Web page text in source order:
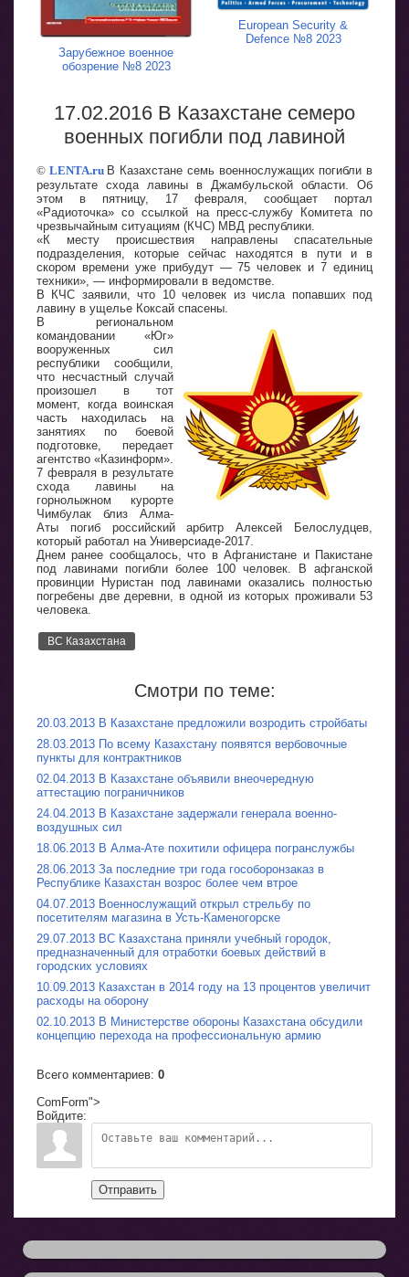
Зарубежное военное
обозрение №8 2023
European Security &
Defence №8 2023
17.02.2016 В Казахстане семеро
военных погибли под лавиной
© LENTA.ru В Казахстане семь военнослужащих погибли в
результате схода лавины в Джамбульской области. Об
этом в пятницу, 17 февраля, сообщает портал
«Радиоточка» со ссылкой на пресс-службу Комитета по
чрезвычайным ситуациям (КЧС) МВД республики.
«К месту происшествия направлены спасательные
подразделения, которые сейчас находятся в пути и в
скором времени уже прибудут — 75 человек и 7 единиц
техники», — информировали в ведомстве.
В КЧС заявили, что 10 человек из числа попавших под
лавину в ущелье Коксай спасены.
В региональном
командовании «Юг»
вооруженных сил
республики сообщили,
что несчастный случай
произошел в тот
момент, когда воинская
часть находилась на
занятиях по боевой
подготовке, передает
агентство «Казинформ».
7 февраля в результате
схода лавины на
горнолыжном курорте
Чимбулак близ Алма-
Аты погиб российский арбитр Алексей Белослудцев,
который работал на Универсиаде-2017.
Днем ранее сообщалось, что в Афганистане и Пакистане
под лавинами погибли более 100 человек. В афганской
провинции Нуристан под лавинами оказались полностью
погребены две деревни, в одной из которых проживали 53
человека.
ВС Казахстана
Смотри по теме:
20.03.2013 В Казахстане предложили возродить стройбаты
28.03.2013 По всему Казахстану появятся вербовочные
пункты для контрактников
02.04.2013 В Казахстане объявили внеочередную
аттестацию пограничников
24.04.2013 В Казахстане задержали генерала военно-
воздушных сил
18.06.2013 В Алма-Ате похитили офицера погранслужбы
28.06.2013 За последние три года гособоронзаказ в
Республике Казахстан возрос более чем втрое
04.07.2013 Военнослужащий открыл стрельбу по
посетителям магазина в Усть-Каменогорске
29.07.2013 ВС Казахстана приняли учебный городок,
предназначенный для отработки боевых действий в
городских условиях
10.09.2013 Казахстан в 2014 году на 13 процентов увеличит
расходы на оборону
02.10.2013 В Министерстве обороны Казахстана обсудили
концепцию перехода на профессиональную армию
Всего комментариев: 0
ComForm">
Войдите:
Отправить